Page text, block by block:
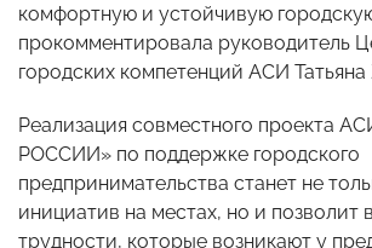
комфортную и устойчивую
прокомментировала руководитель
городских компетенций АСИ
Реализация совместного проекта
РОССИИ» по поддержке городского
предпринимательства станет не
инициатив на местах, но и позволит
трудности, которые возникают у